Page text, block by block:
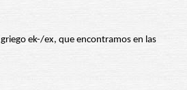
griego ek-/ex, que encontramos en las